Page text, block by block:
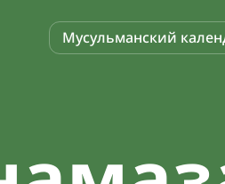
Мусульманский